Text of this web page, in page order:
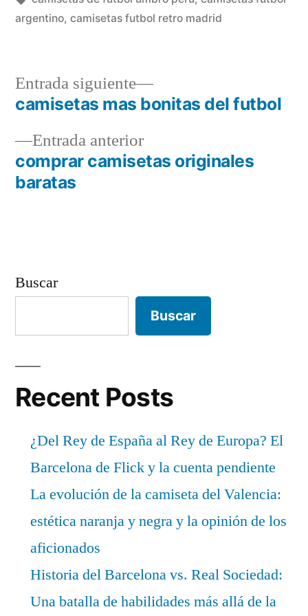
argentino, camisetas futbol retro madrid
Navegación
de
entradas
Entrada anteriorEntrada
anterior:
comprar camisetas originales
baratas
Entrada siguiente
Entrada
siguiente:
camisetas mas bonitas del futbol
Buscar
Buscar
Recent Posts
¿Del Rey de España al Rey de Europa? El
Barcelona de Flick y la cuenta pendiente
La evolución de la camiseta del Valencia:
estética naranja y negra y la opinión de los
aficionados
Historia del Barcelona vs. Real Sociedad:
Una batalla de habilidades más allá de la